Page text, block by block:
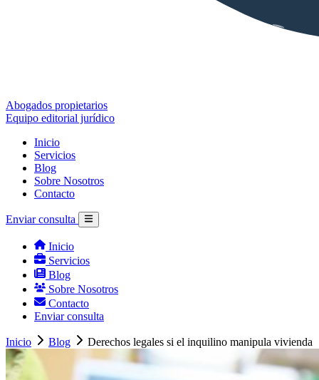
Abogados propietarios
Equipo editorial jurídico
Inicio
Servicios
Blog
Sobre Nosotros
Contacto
Enviar consulta
Inicio
Servicios
Blog
Sobre Nosotros
Contacto
Enviar consulta
Inicio Blog Derechos legales si el inquilino manipula vivienda